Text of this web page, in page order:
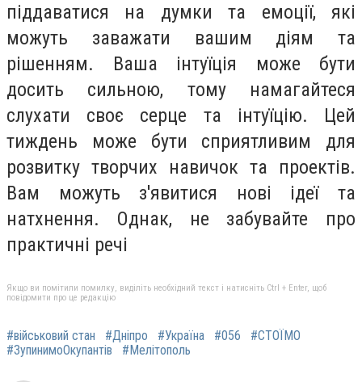
піддаватися на думки та емоції, які
можуть заважати вашим діям та
рішенням. Ваша інтуїція може бути
досить сильною, тому намагайтеся
слухати своє серце та інтуїцію. Цей
тиждень може бути сприятливим для
розвитку творчих навичок та проектів.
Вам можуть з'явитися нові ідеї та
натхнення. Однак, не забувайте про
практичні речі
Якщо ви помітили помилку, виділіть необхідний текст і натисніть Ctrl + Enter, щоб
повідомити про це редакцію
#військовий стан #Дніпро #Україна #056
#СТОЇМО
#ЗупинимоОкупантів
#Мелітополь